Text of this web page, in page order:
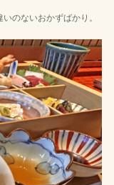
のないおかずばかり。